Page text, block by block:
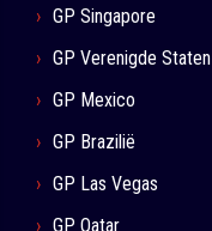
GP Singapore
GP Verenigde Staten
GP Mexico
GP Brazilië
GP Las Vegas
GP Qatar